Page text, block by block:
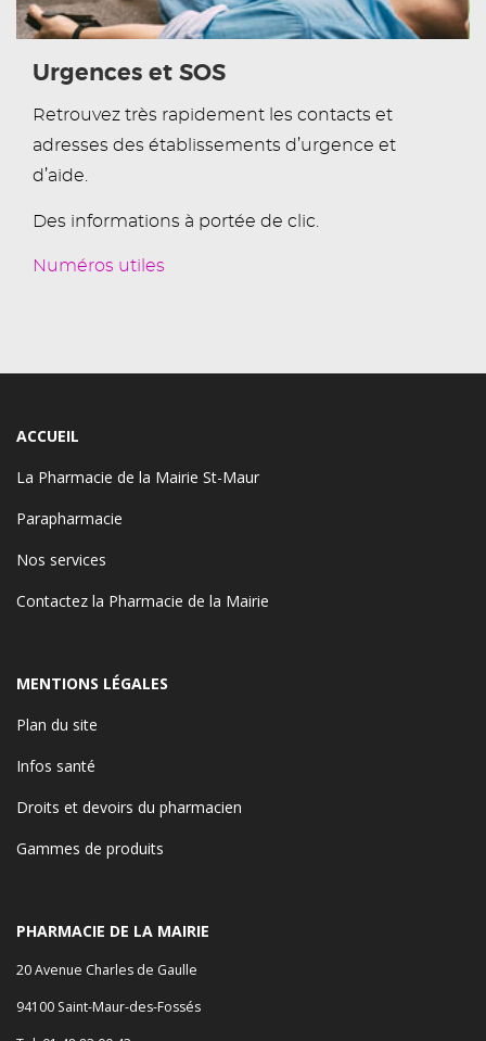
Urgences et SOS
Retrouvez très rapidement les contacts et
adresses des établissements d’urgence et
d’aide.
Des informations à portée de clic.
Numéros utiles
ACCUEIL
La Pharmacie de la Mairie St-Maur
Parapharmacie
Nos services
Contactez la Pharmacie de la Mairie
MENTIONS LÉGALES
Plan du site
Infos santé
Droits et devoirs du pharmacien
Gammes de produits
PHARMACIE DE LA MAIRIE
20 Avenue Charles de Gaulle
94100 Saint-Maur-des-Fossés